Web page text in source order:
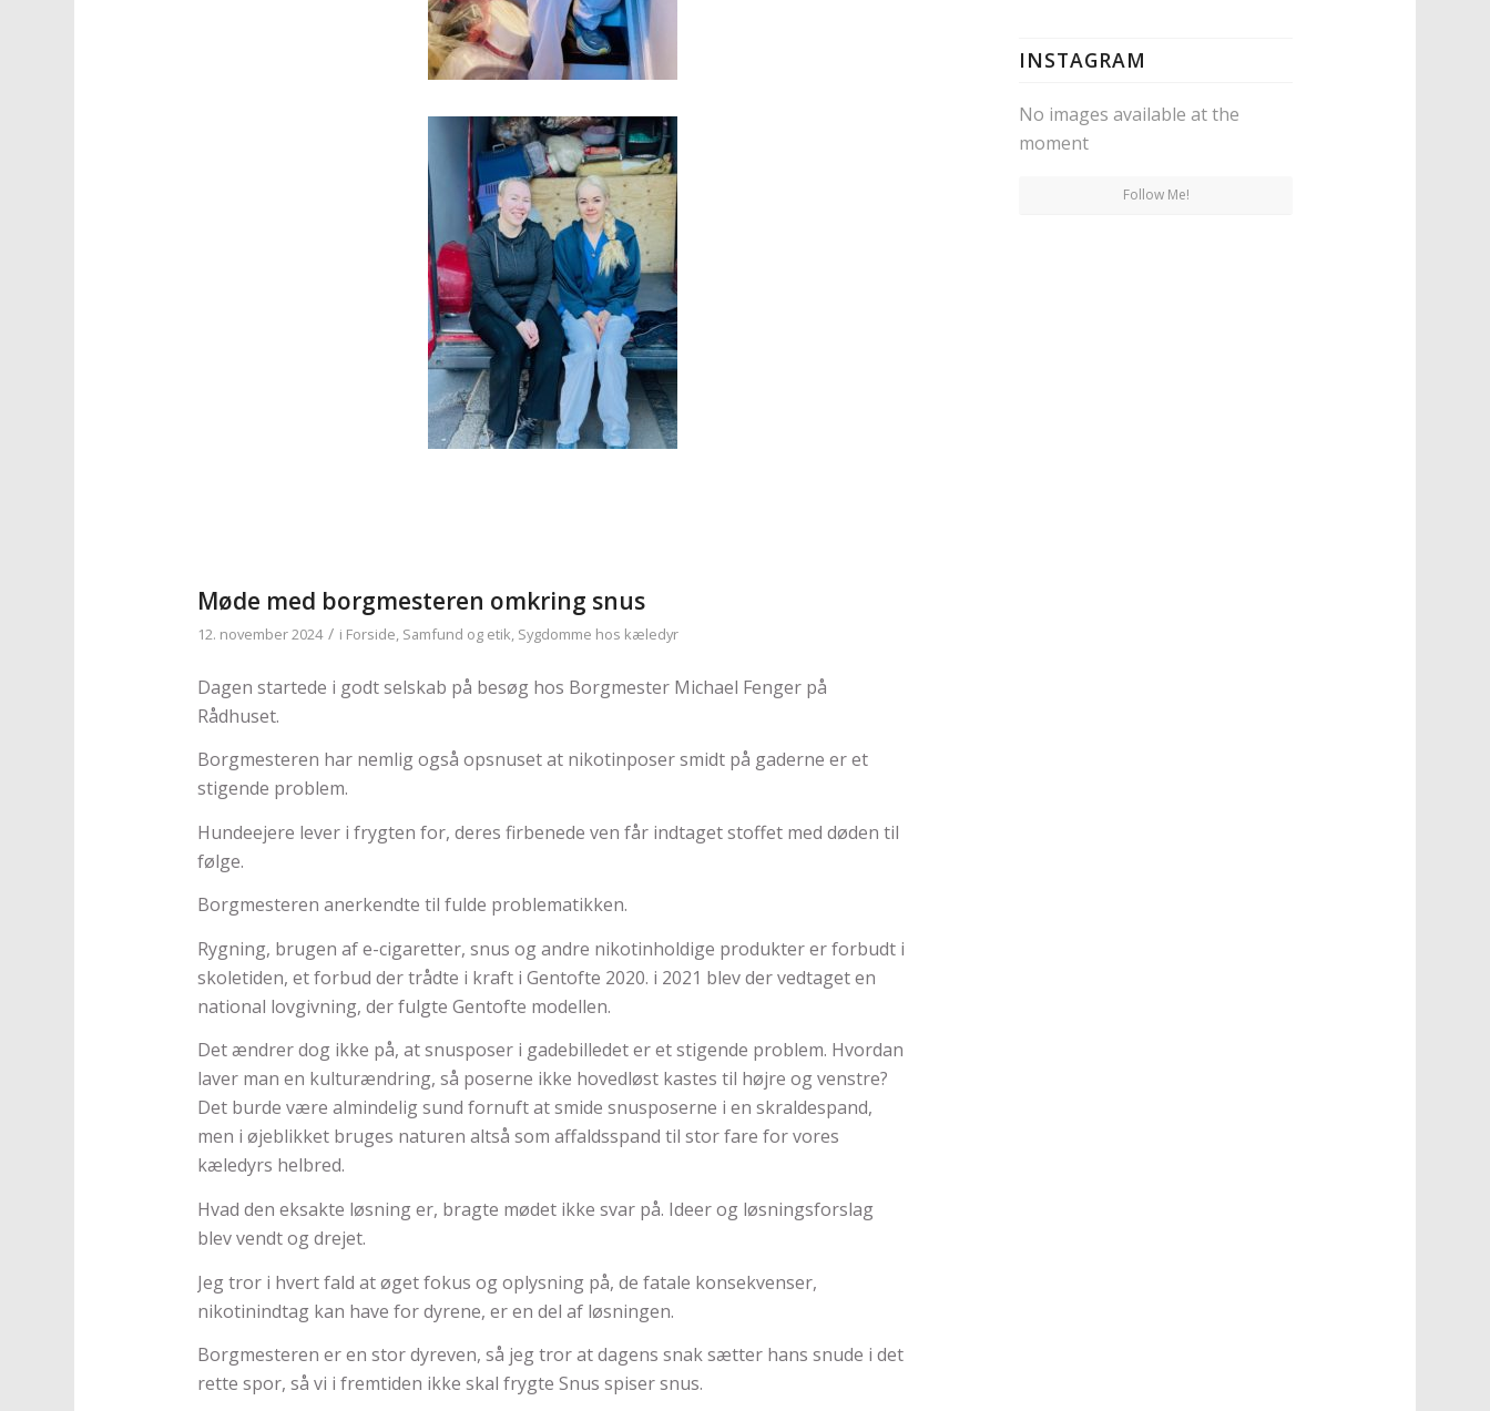
Møde med borgmesteren omkring snus
12. november 2024 / i Forside, Samfund og etik, Sygdomme hos kæledyr
Dagen startede i godt selskab på besøg hos Borgmester Michael Fenger på
Rådhuset.
Borgmesteren har nemlig også opsnuset at nikotinposer smidt på gaderne er et
stigende problem.
Hundeejere lever i frygten for, deres firbenede ven får indtaget stoffet med døden til
følge.
Borgmesteren anerkendte til fulde problematikken.
Rygning, brugen af e-cigaretter, snus og andre nikotinholdige produkter er forbudt i
skoletiden, et forbud der trådte i kraft i Gentofte 2020. i 2021 blev der vedtaget en
national lovgivning, der fulgte Gentofte modellen.
Det ændrer dog ikke på, at snusposer i gadebilledet er et stigende problem. Hvordan
laver man en kulturændring, så poserne ikke hovedløst kastes til højre og venstre?
Det burde være almindelig sund fornuft at smide snusposerne i en skraldespand,
men i øjeblikket bruges naturen altså som affaldsspand til stor fare for vores
kæledyrs helbred.
Hvad den eksakte løsning er, bragte mødet ikke svar på. Ideer og løsningsforslag
blev vendt og drejet.
Jeg tror i hvert fald at øget fokus og oplysning på, de fatale konsekvenser,
nikotinindtag kan have for dyrene, er en del af løsningen.
Borgmesteren er en stor dyreven, så jeg tror at dagens snak sætter hans snude i det
rette spor, så vi i fremtiden ikke skal frygte Snus spiser snus.
INSTAGRAM
No images available at the
moment
Follow Me!